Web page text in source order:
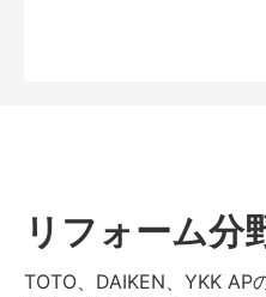
リフォーム分
TOTO、DAIKEN、YKK AP